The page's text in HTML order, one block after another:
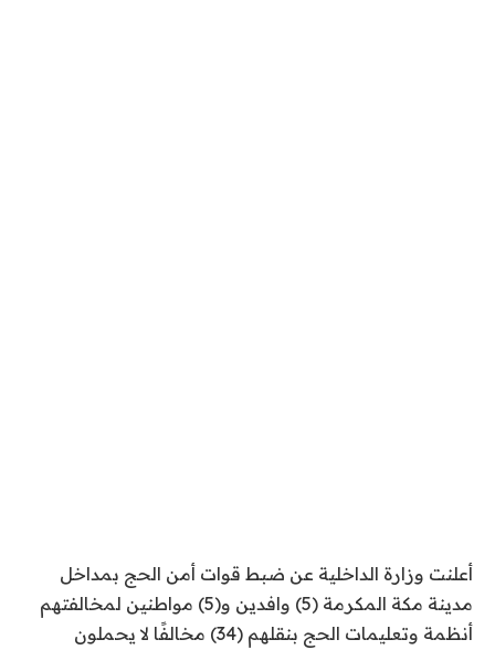
أعلنت وزارة الداخلية عن ضبط قوات أمن الحج بمداخل
مدينة مكة المكرمة (5) وافدين و(5) مواطنين لمخالفتهم
أنظمة وتعليمات الحج بنقلهم (34) مخالفًا لا يحملون